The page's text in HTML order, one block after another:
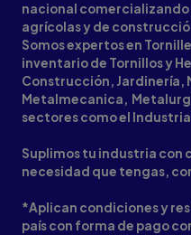
nacional
agrícolas y de
Somos expertos en
inventario de Tornillos y
Construcción, Jardinería,
Metalmecanica,
sectores como el
Suplimos tu industria con
necesidad que tengas,
*Aplican condiciones y
país con forma de pago